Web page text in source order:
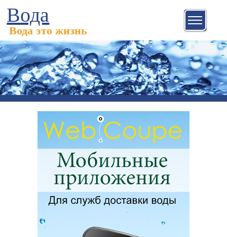
Вода
Вода это жизнь